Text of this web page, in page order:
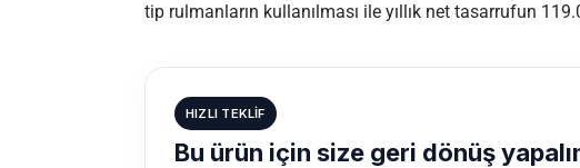
tip rulmanların kullanılması ile yıllık net tasarrufun
HIZLI TEKLIF
Bu ürün için size geri dönüş